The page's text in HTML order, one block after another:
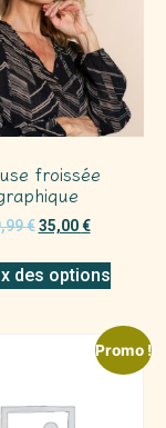
froissée
€ 35,00€
des options
Promo !